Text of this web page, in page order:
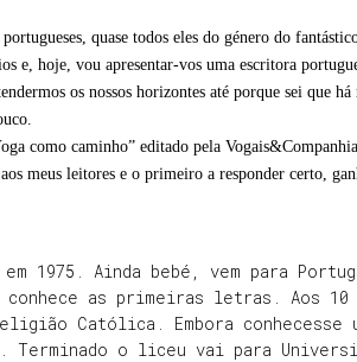
quase todos eles do género do
e, hoje, vou apresentar-vos uma escritora
os nossos horizontes até porque sei que há
como caminho” editado pela
meus leitores e o primeiro a responder certo,
1975. Ainda bebé, vem para
as primeiras letras. Aos
Católica. Embora conhecesse
o liceu vai para